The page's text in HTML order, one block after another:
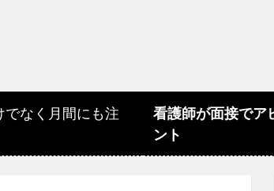
でなく月間にも注
看護師が面接でア
ント